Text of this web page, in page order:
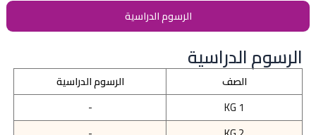
الرسوم الدراسية
الرسوم الدراسية
الصف
الرسوم الدراسية
KG 1
-